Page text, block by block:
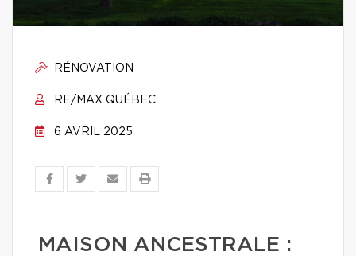
RÉNOVATION
RE/MAX QUÉBEC
6 AVRIL 2025
MAISON ANCESTRALE :